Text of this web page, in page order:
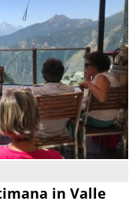
in Valle